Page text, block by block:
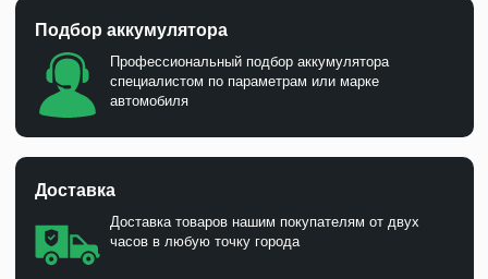
Подбор аккумулятора
Профессиональный подбор аккумулятора
специалистом по параметрам или марке
автомобиля
Доставка
Доставка товаров нашим покупателям от двух
часов в любую точку города